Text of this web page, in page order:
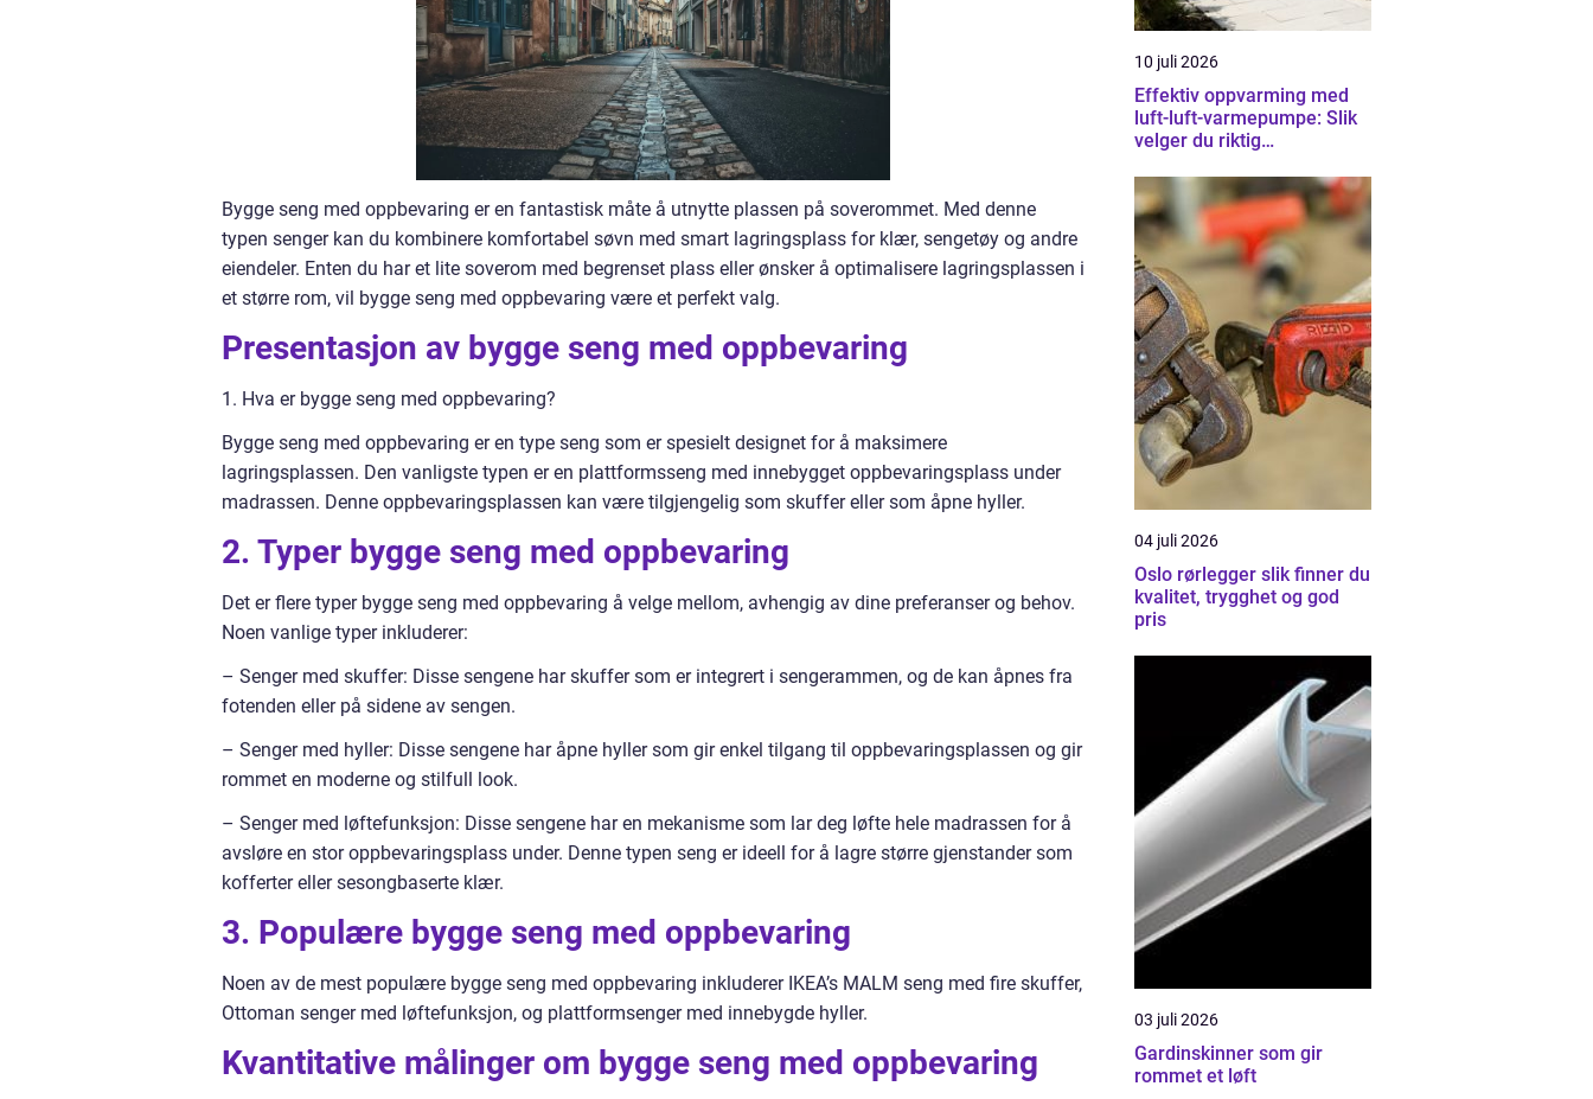
Bygge seng med oppbevaring er en fantastisk måte å utnytte plassen på soverommet. Med denne
typen senger kan du kombinere komfortabel søvn med smart lagringsplass for klær, sengetøy og andre
eiendeler. Enten du har et lite soverom med begrenset plass eller ønsker å optimalisere lagringsplassen i
et større rom, vil bygge seng med oppbevaring være et perfekt valg.
Presentasjon av bygge seng med oppbevaring
1. Hva er bygge seng med oppbevaring?
Bygge seng med oppbevaring er en type seng som er spesielt designet for å maksimere
lagringsplassen. Den vanligste typen er en plattformsseng med innebygget oppbevaringsplass under
madrassen. Denne oppbevaringsplassen kan være tilgjengelig som skuffer eller som åpne hyller.
2. Typer bygge seng med oppbevaring
Det er flere typer bygge seng med oppbevaring å velge mellom, avhengig av dine preferanser og behov.
Noen vanlige typer inkluderer:
– Senger med skuffer: Disse sengene har skuffer som er integrert i sengerammen, og de kan åpnes fra
fotenden eller på sidene av sengen.
– Senger med hyller: Disse sengene har åpne hyller som gir enkel tilgang til oppbevaringsplassen og gir
rommet en moderne og stilfull look.
– Senger med løftefunksjon: Disse sengene har en mekanisme som lar deg løfte hele madrassen for å
avsløre en stor oppbevaringsplass under. Denne typen seng er ideell for å lagre større gjenstander som
kofferter eller sesongbaserte klær.
3. Populære bygge seng med oppbevaring
Noen av de mest populære bygge seng med oppbevaring inkluderer IKEA’s MALM seng med fire skuffer,
Ottoman senger med løftefunksjon, og plattformsenger med innebygde hyller.
Kvantitative målinger om bygge seng med oppbevaring
10 juli 2026
Effektiv oppvarming med
luft-luft-varmepumpe: Slik
velger du riktig
04 juli 2026
Oslo rørlegger slik finner du
kvalitet, trygghet og god
pris
03 juli 2026
Gardinskinner som gir
rommet et løft